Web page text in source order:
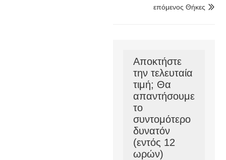

επόμενος Θήκες
Αποκτήστε
την τελευταία
τιμή; Θα
απαντήσουμε
το
συντομότερο
δυνατόν
(εντός 12
ωρών)